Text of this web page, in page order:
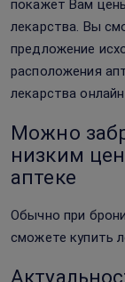
покажет Вам
лекарства. Вы
предложение
расположения
лекарства
Можно
низким
аптеке
Обычно при
сможете купить